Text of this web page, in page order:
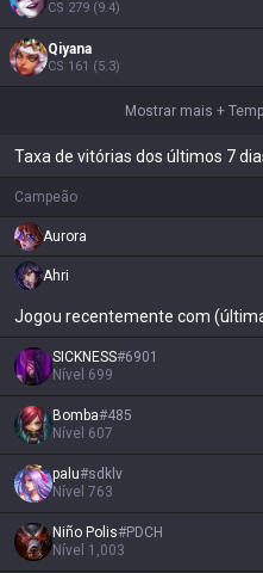
CS 279 (9.4)
Qiyana
CS 161 (5.3)
Mostrar mais +
Taxa de vitórias dos últimos 7
Campeão
Aurora
Ahri
Jogou recentemente com
SICKNESS#6901
Nível 699
Bomba#485
Nível 607
palu#sdklv
Nível 763
Niño Polis#PDCH
Nível 1,003